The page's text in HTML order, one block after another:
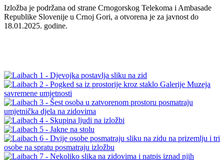
Izložba je podržana od strane Crnogorskog Telekoma i Ambasade
Republike Slovenije u Crnoj Gori, a otvorena je za javnost do
18.01.2025. godine.